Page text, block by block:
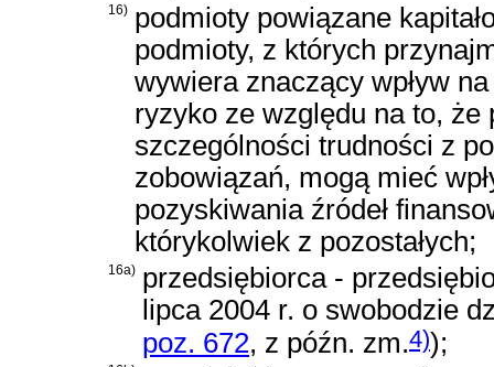
16) podmioty powiązane
podmioty, z których
wywiera znaczący wpływ
ryzyko ze względu na to,
szczególności trudności z
zobowiązań, mogą mieć
pozyskiwania źródeł
którykolwiek z pozostałych;
16a) przedsiębiorca -
lipca 2004 r. o swobodzie
poz. 672, z późn. zm.4));